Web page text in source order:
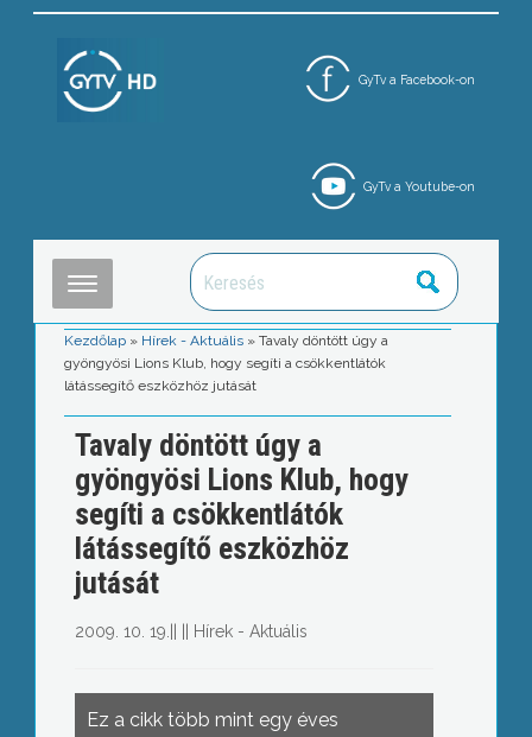
GyTv a Facebook-on
GyTv a Youtube-on
Kezdőlap » Hírek - Aktuális »Tavaly döntött úgy a
gyöngyösi Lions Klub, hogy segíti a csökkentlátók
látássegítő eszközhöz jutását
Tavaly döntött úgy a
gyöngyösi Lions Klub, hogy
segíti a csökkentlátók
látássegítő eszközhöz
jutását
2009. 10. 19. Hírek - Aktuális
Ez a cikk több mint egy éves